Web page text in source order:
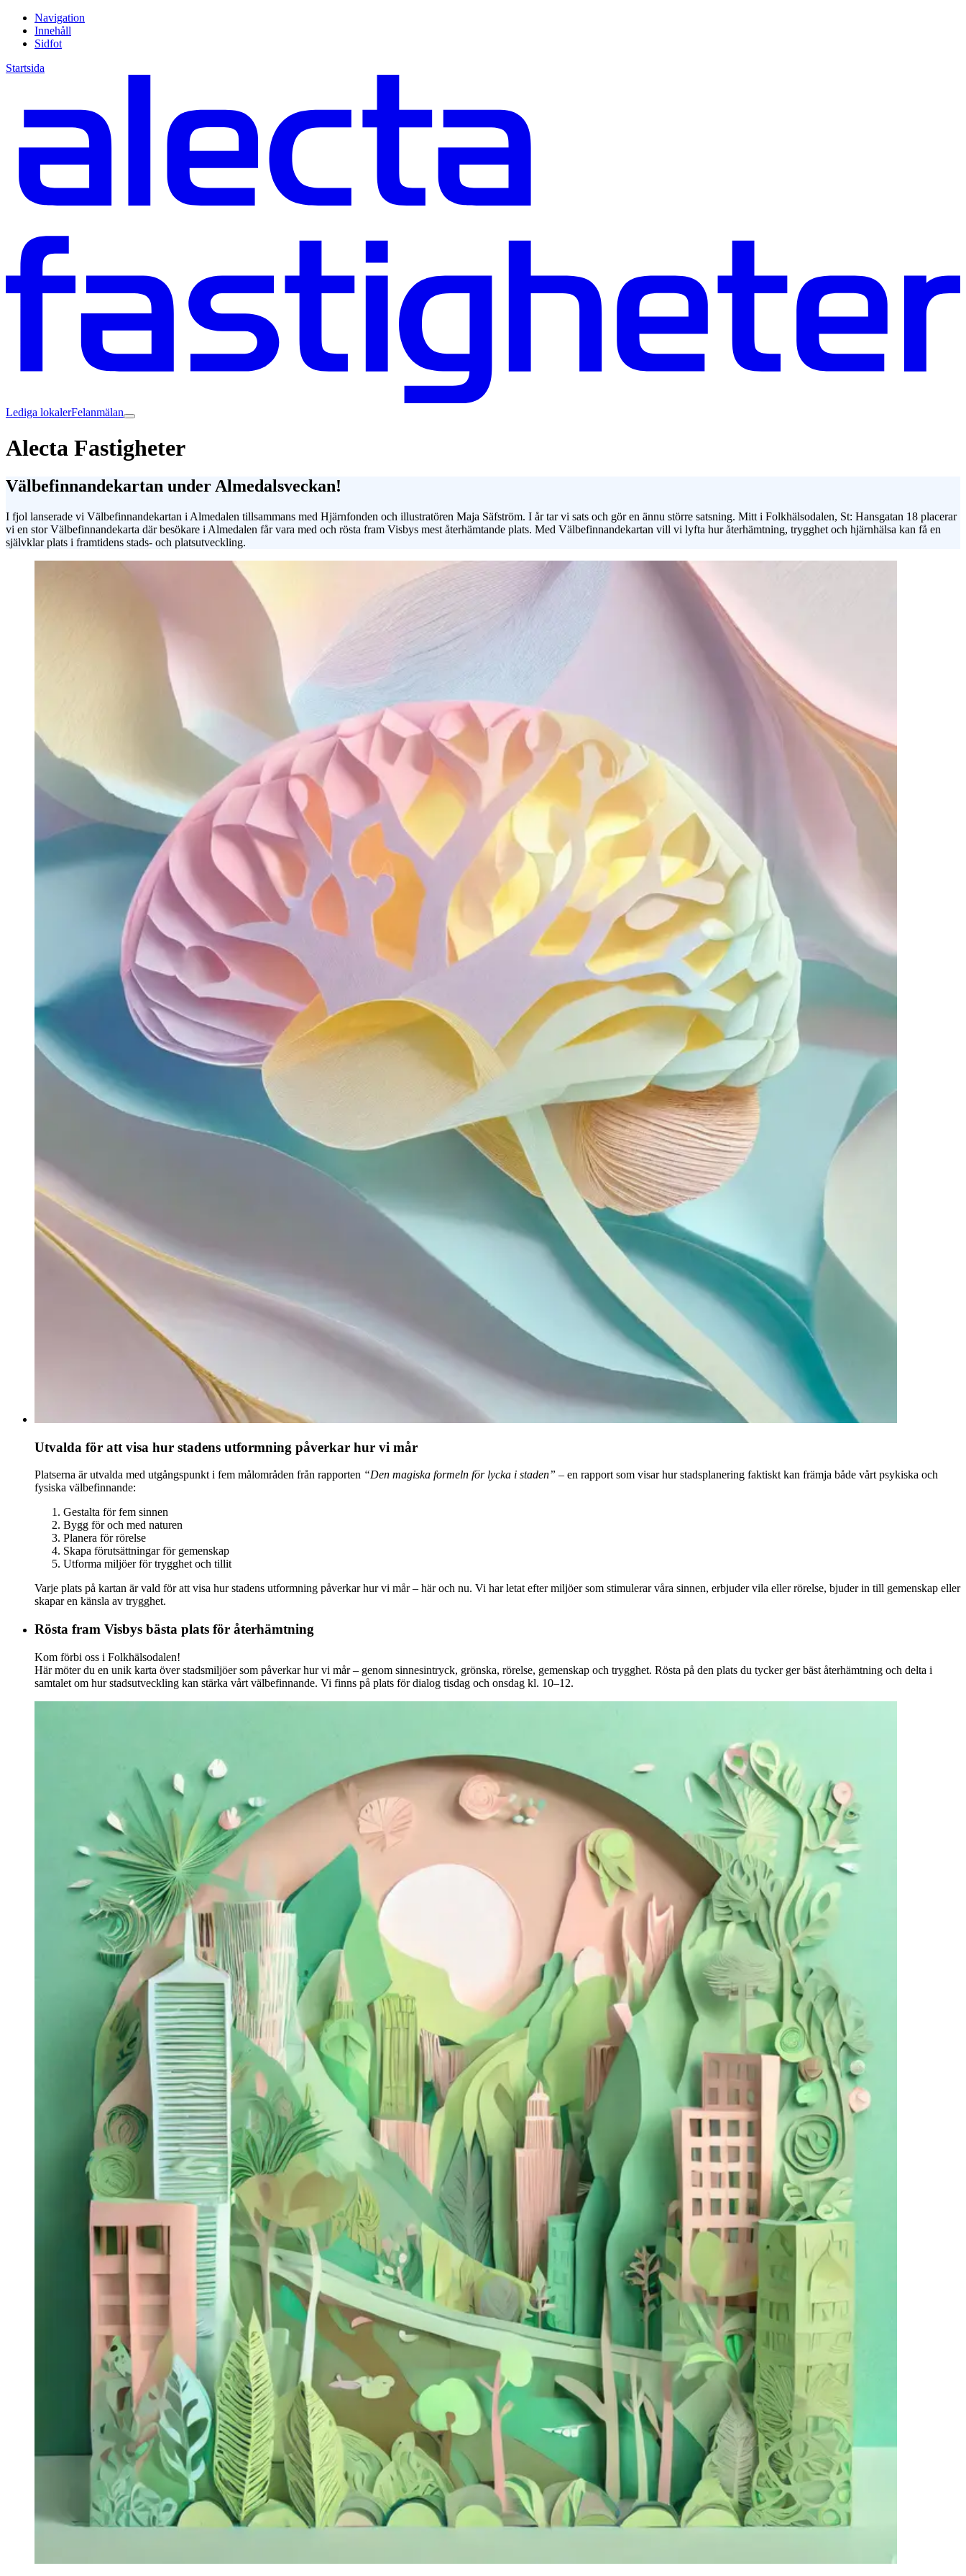
Navigation
Innehåll
Sidfot
Startsida
Lediga lokalerFelanmälan
Alecta Fastigheter
Välbefinnandekartan under Almedalsveckan!
I fjol lanserade vi Välbefinnandekartan i Almedalen tillsammans med Hjärnfonden och illustratören Maja Säfström. I år tar vi sats och gör en ännu större satsning. Mitt i Folkhälsodalen, St: Hansgatan 18 placerar
vi en stor Välbefinnandekarta där besökare i Almedalen får vara med och rösta fram Visbys mest återhämtande plats. Med Välbefinnandekartan vill vi lyfta hur återhämtning, trygghet och hjärnhälsa kan få en
självklar plats i framtidens stads- och platsutveckling.
Utvalda för att visa hur stadens utformning påverkar hur vi mår
Platserna är utvalda med utgångspunkt i fem målområden från rapporten “Den magiska formeln för lycka i staden” – en rapport som visar hur stadsplanering faktiskt kan främja både vårt psykiska och
fysiska välbefinnande:
Gestalta för fem sinnen
Bygg för och med naturen
Planera för rörelse
Skapa förutsättningar för gemenskap
Utforma miljöer för trygghet och tillit
Varje plats på kartan är vald för att visa hur stadens utformning påverkar hur vi mår – här och nu. Vi har letat efter miljöer som stimulerar våra sinnen, erbjuder vila eller rörelse, bjuder in till gemenskap eller
skapar en känsla av trygghet.
Rösta fram Visbys bästa plats för återhämtning
Kom förbi oss i Folkhälsodalen!
Här möter du en unik karta över stadsmiljöer som påverkar hur vi mår – genom sinnesintryck, grönska, rörelse, gemenskap och trygghet. Rösta på den plats du tycker ger bäst återhämtning och delta i
samtalet om hur stadsutveckling kan stärka vårt välbefinnande. Vi finns på plats för dialog tisdag och onsdag kl. 10–12.